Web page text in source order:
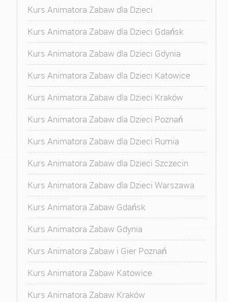
Kurs Animatora Zabaw dla Dzieci
Kurs Animatora Zabaw dla Dzieci Gdańsk
Kurs Animatora Zabaw dla Dzieci Gdynia
Kurs Animatora Zabaw dla Dzieci Katowice
Kurs Animatora Zabaw dla Dzieci Kraków
Kurs Animatora Zabaw dla Dzieci Poznań
Kurs Animatora Zabaw dla Dzieci Rumia
Kurs Animatora Zabaw dla Dzieci Szczecin
Kurs Animatora Zabaw dla Dzieci Warszawa
Kurs Animatora Zabaw Gdańsk
Kurs Animatora Zabaw Gdynia
Kurs Animatora Zabaw i Gier Poznań
Kurs Animatora Zabaw Katowice
Kurs Animatora Zabaw Kraków